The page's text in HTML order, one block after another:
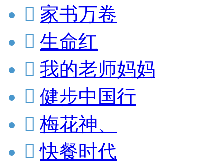
 家书万卷
 生命红
 我的老师妈妈
 健步中国行
 梅花神、
 快餐时代